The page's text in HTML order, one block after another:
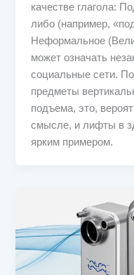
качестве глагола:
либо (например,
Неформальное
может означать
социальные сети.
предметы
подъема, это,
смысле, и лифты в
ярким примером.